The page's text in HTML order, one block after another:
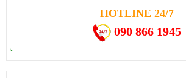
HOTLINE 24/7
090 866 1945